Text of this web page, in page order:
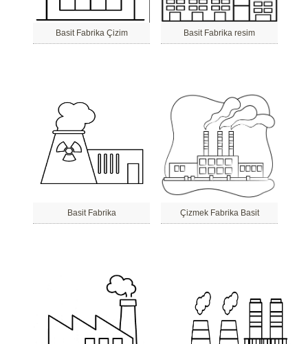
Basit Fabrika Çizim Basit Fabrika resim
Basit Fabrika Çizmek Fabrika Basit